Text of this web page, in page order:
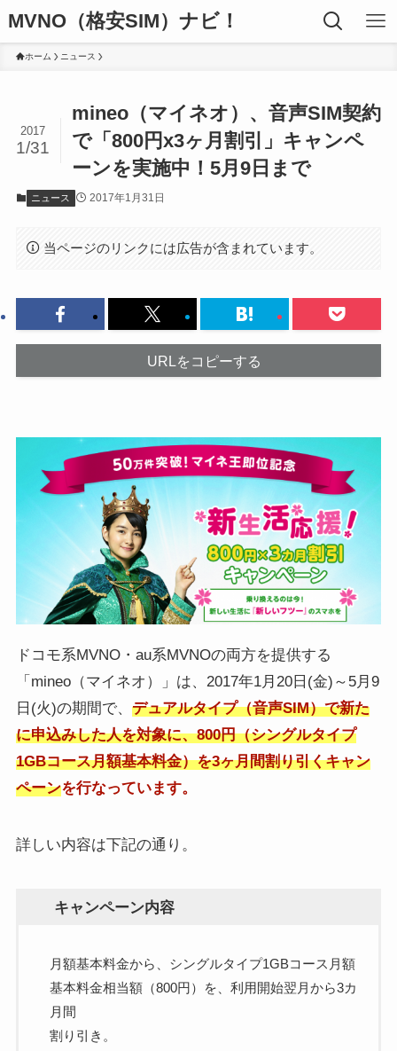
MVNO（格安SIM）ナビ！
ホーム ニュース
mineo（マイネオ）、音声SIM契約
で「800円x3ヶ月割引」キャンペ
ーンを実施中！5月9日まで
2017
1/31
ニュース 2017年1月31日
当ページのリンクには広告が含まれています。
URLをコピーする
ドコモ系MVNO・au系MVNOの両方を提供する
「mineo（マイネオ）」は、2017年1月20日(金)～5月9
日(火)の期間で、 デュアルタイプ（音声SIM）で新た
に申込みした人を対象に、800円（シングルタイプ
1GBコース月額基本料金）を3ヶ月間割り引くキャン
ペーンを行なっています。
詳しい内容は下記の通り。
キャンペーン内容
月額基本料金から、シングルタイプ1GBコース月額
基本料金相当額（800円）を、利用開始翌月から3カ
月間
割り引き。